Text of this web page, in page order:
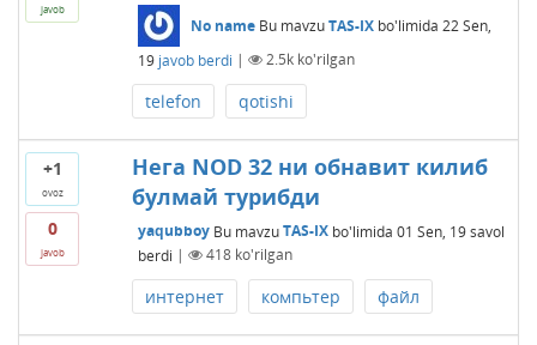
javob
No name Bu mavzuTAS-IXbo'limida 22 Sen,
19 javob berdi | 2.5kko'rilgan
telefon qotishi
+1
ovoz
0
javob
Нега NOD 32 ни обнавит килиб
булмай турибди
yaqubboy Bu mavzuTAS-IXbo'limida 01 Sen, 19 savol
berdi | 418ko'rilgan
интернет компьтер файл